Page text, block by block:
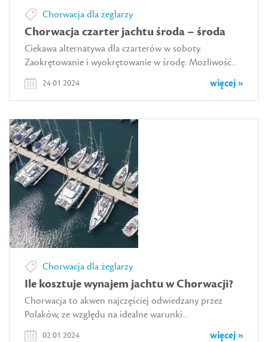
Chorwacja dla żeglarzy
Chorwacja czarter jachtu środa – środa
Ciekawa alternatywa dla czarterów w soboty.
Zaokrętowanie i wyokrętowanie w środę. Możliwość...
więcej »
24 01 2024
Chorwacja dla żeglarzy
Ile kosztuje wynajem jachtu w Chorwacji?
Chorwacja to akwen najczęściej odwiedzany przez
Polaków, ze względu na idealne warunki...
więcej »
02 01 2024